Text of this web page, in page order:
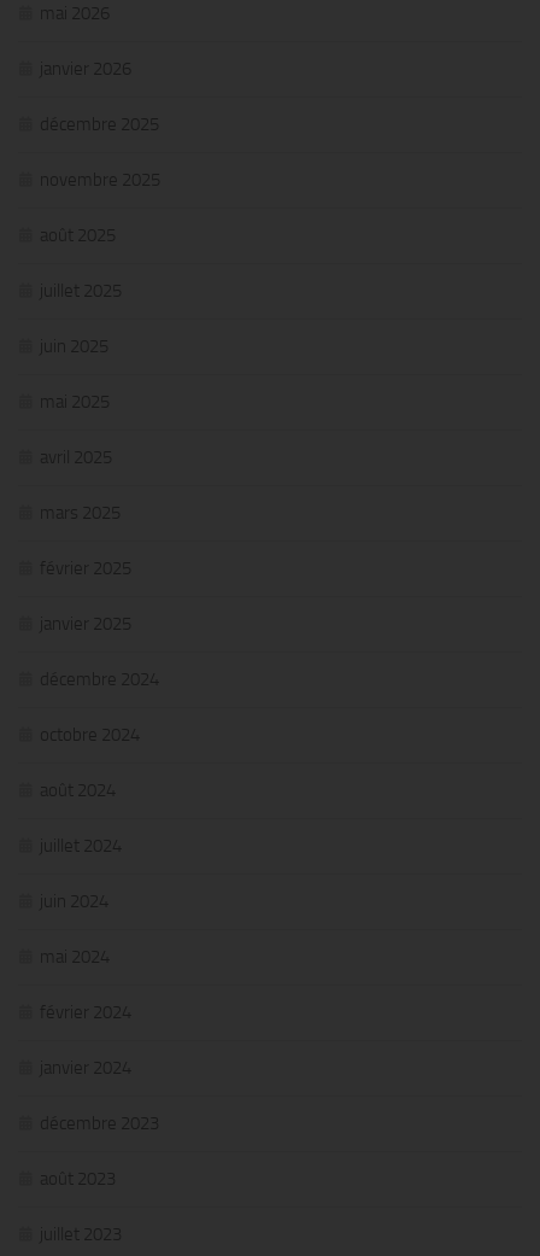
mai 2026
janvier 2026
décembre 2025
novembre 2025
août 2025
juillet 2025
juin 2025
mai 2025
avril 2025
mars 2025
février 2025
janvier 2025
décembre 2024
octobre 2024
août 2024
juillet 2024
juin 2024
mai 2024
février 2024
janvier 2024
décembre 2023
août 2023
juillet 2023